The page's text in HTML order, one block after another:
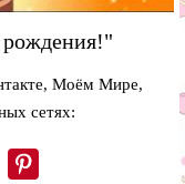
Моём Мире,
сетях: